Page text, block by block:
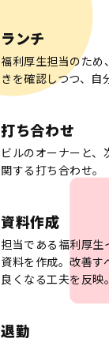
ランチ
福利厚生担当のため 、
きを確認しつつ、自
打ち合わせ
ビルのオーナーと、
関する打ち合わせ。
資料作成
担当である福利厚生
資料を作成。改善す
良くなる工夫を反映。
退勤